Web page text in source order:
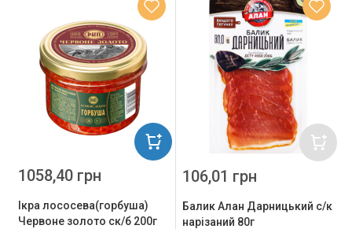
Ікра лососева(горбуша)
Червоне золото ск/б 200г
1058,40 грн
Балик Алан Дарницький с/к
нарізаний 80г
106,01 грн